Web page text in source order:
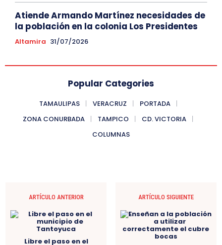
Atiende Armando Martínez necesidades de
la población en la colonia Los Presidentes
Altamira 31/07/2026
Popular Categories
TAMAULIPAS VERACRUZ
PORTADA
ZONA CONURBADA
TAMPICO
CD. VICTORIA
COLUMNAS
ARTÍCULO ANTERIOR
Libre el paso en el
ARTÍCULO SIGUIENTE